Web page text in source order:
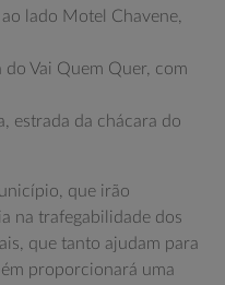
lado Motel Chavene,
do Vai Quem Quer, com
estrada da chácara do
que irão
na trafegabilidade dos
que tanto ajudam para
proporcionará uma